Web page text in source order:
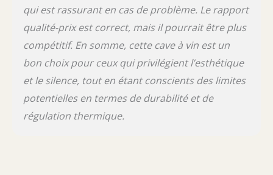
qui est rassurant en cas de problème. Le rapport
qualité-prix est correct, mais il pourrait être plus
compétitif. En somme, cette cave à vin est un
bon choix pour ceux qui privilégient l’esthétique
et le silence, tout en étant conscients des limites
potentielles en termes de durabilité et de
régulation thermique.